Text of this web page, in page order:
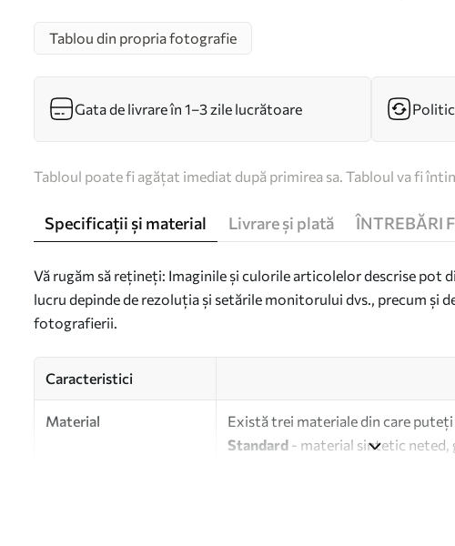
Tablou din propria fotografie
Gata de livrare în 1–3 zile lucrătoare
Tabloul poate fi agățat imediat după primirea sa. Tabloul va fi
Specificații și material Livrare și plată ÎNTREBĂRI
Vă rugăm să rețineți: Imaginile și culorile articolelor descrise pot
lucru depinde de rezoluția și setările monitorului dvs., precum și
fotografierii.
Caracteristici
Material
Există trei materiale din care puteți
Standard - material sintetic neted,